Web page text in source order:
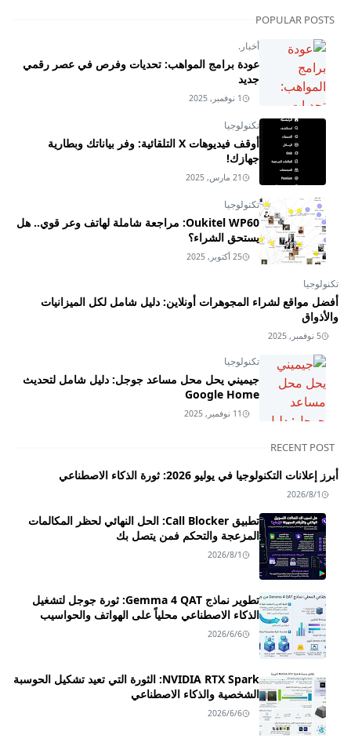
POPULAR POSTS
أخبار.
عودة برامج المواهب: تحديات وفرص في عصر رقمي
جديد
1 نوفمبر, 2025
تكنولوجيا
أوقف فيديوهات X التلقائية: وفر بياناتك وبطارية
جهازك!
21 مارس, 2025
تكنولوجيا
Oukitel WP60: مراجعة شاملة لهاتف وعر قوي.. هل
يستحق الشراء؟
25 أكتوبر, 2025
تكنولوجيا
أفضل مواقع لشراء المجوهرات أونلاين: دليل شامل لكل الميزانيات
والأذواق
5 نوفمبر, 2025
تكنولوجيا
جيميني يحل محل مساعد جوجل: دليل شامل لتحديث
Google Home
11 نوفمبر, 2025
RECENT POST
أبرز إعلانات التكنولوجيا في يوليو 2026: ثورة الذكاء الاصطناعي
2026/8/1
تطبيق Call Blocker: الحل النهائي لحظر المكالمات
المزعجة والتحكم فمن يتصل بك
2026/8/1
تطوير نماذج Gemma 4 QAT: ثورة جوجل لتشغيل
الذكاء الاصطناعي محلياً على الهواتف والحواسيب
2026/6/6
NVIDIA RTX Spark: الثورة التي تعيد تشكيل الحوسبة
الشخصية والذكاء الاصطناعي
2026/6/6